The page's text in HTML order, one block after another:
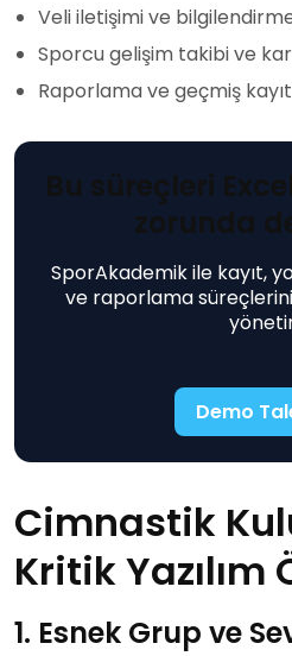
Veli iletişimi ve
Sporcu gelişim takibi ve
Raporlama ve geçmiş
Bu süreçleri
zorunda
SporAkademik ile kayıt,
ve raporlama
Demo
Cimnastik
Kritik Yazılım
1. Esnek Grup ve